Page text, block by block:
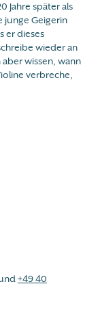
Jahre später als
junge Geigerin
er dieses
wieder an
wissen, wann
verbreche,
+49 40